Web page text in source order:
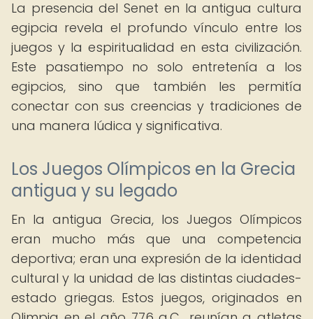
La presencia del Senet en la antigua cultura
egipcia revela el profundo vínculo entre los
juegos y la espiritualidad en esta civilización.
Este pasatiempo no solo entretenía a los
egipcios, sino que también les permitía
conectar con sus creencias y tradiciones de
una manera lúdica y significativa.
Los Juegos Olímpicos en la Grecia
antigua y su legado
En la antigua Grecia, los Juegos Olímpicos
eran mucho más que una competencia
deportiva; eran una expresión de la identidad
cultural y la unidad de las distintas ciudades-
estado griegas. Estos juegos, originados en